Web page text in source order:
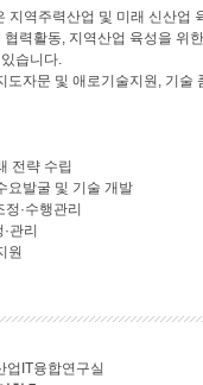
지역주력산업 및 미래 신산업
력활동, 지역산업 육성을 위
습니다.
도자문 및 애로기술지원, 기술
전략 수립
요발굴 및 기술 개발
정·수행관리
관리
원
업IT융합연구실